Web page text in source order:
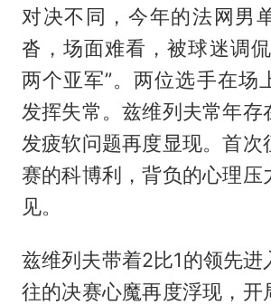
对决不同，今年的法网男
沓，场面难看，被球迷调
两个亚军”。两位选手在场
发挥失常。兹维列夫常年存
发疲软问题再度显现。首次
赛的科博利，背负的心理压
见。
兹维列夫带着2比1的领先进
往的决赛心魔再度浮现，开